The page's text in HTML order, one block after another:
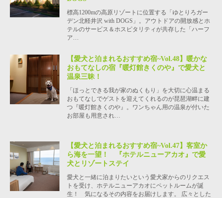
標高1200mの高原リゾートに位置する「ゆとりろガー
デン北軽井沢 with DOGS」。アウトドアの開放感とホ
テルのサービス＆ホスピタリティが共存した「ハーフ
ア…
【愛犬と泊まれるおすすめ宿~Vol.48】暖かな
おもてなしの宿『暖灯館きくのや』で愛犬と
温泉三昧！
「ほっとできる我が家のぬくもり」を大切に心温まる
おもてなしでゲストを迎えてくれるのが琵琶湖畔に建
つ『暖灯館きくのや』。ワンちゃん用の温泉が付いた
お部屋も用意され…
【愛犬と泊まれるおすすめ宿~Vol.47】客室か
ら海を一望！ 『ホテルニューアカオ』で愛
犬とリゾートステイ
愛犬と一緒に泊まりたいという愛犬家からのリクエス
トを受け、ホテルニューアカオにペットルームが誕
生！ 気になるその内容をお届けします。 広々とした